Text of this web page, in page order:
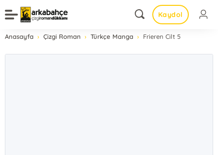
Kaydol
Anasayfa Çizgi Roman Türkçe Manga Frieren Cilt 5